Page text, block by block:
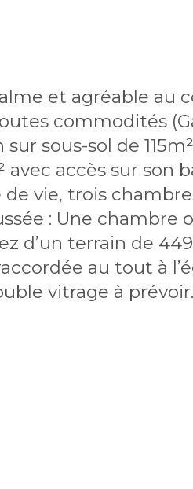
et agréable au
commodités
sous-sol de
avec accès sur son
vie, trois
: Une chambre
d’un terrain de
au tout à
vitrage à